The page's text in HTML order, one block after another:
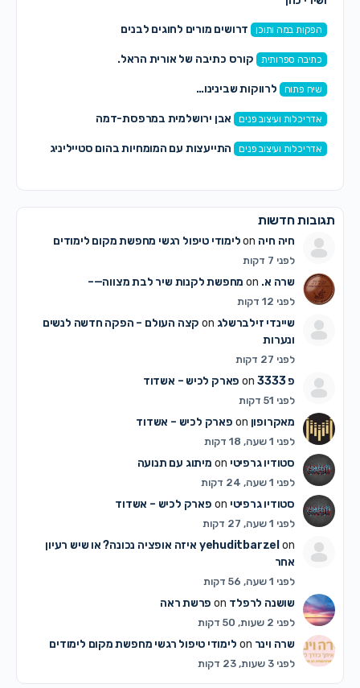
הפקות במה ותוכן דרושים מורים לחוגים לבנים
כתיבה ספרותית קורס כתיבה של אורית הראל.
שיח פתוח לרווקות שבינינו…
אדריכלות ועיצוב פנים אבן ירושלמית במרפסת-דמה
אדריכלות ועיצוב פנים התייעצות עם המומחיות בהום סטייליניג
תגובות חדשות
חיה חיהon לימודי טיפול רגשי מחפשת מקום לימודים
לפני 7 דקות
שרה א.on מחפשת לקנות שיר לבת מצווה—–
לפני 12 דקות
שיינדי זילברשלגon
קצה העולם – הפקה חדשה לנשים
ונערות
לפני 27 דקות
פ 3333 on פארק לכיש – אשדוד
לפני 51 דקות
מאקרופוןon פארק לכיש – אשדוד
לפני 1 שעה, 18 דקות
סטודיו גרפיטיon מיתוג עם תנועה
לפני 1 שעה, 24 דקות
סטודיו גרפיטיon פארק לכיש – אשדוד
לפני 1 שעה, 27 דקות
yehuditbarzelon
איזה אופציה נכונה? או שיש רעיון
אחר
לפני 1 שעה, 56 דקות
שושנה לרפלדon פרשת ראה
לפני 2 שעות, 50 דקות
שרה וינרon לימודי טיפול רגשי מחפשת מקום לימודים
לפני 3 שעות, 23 דקות